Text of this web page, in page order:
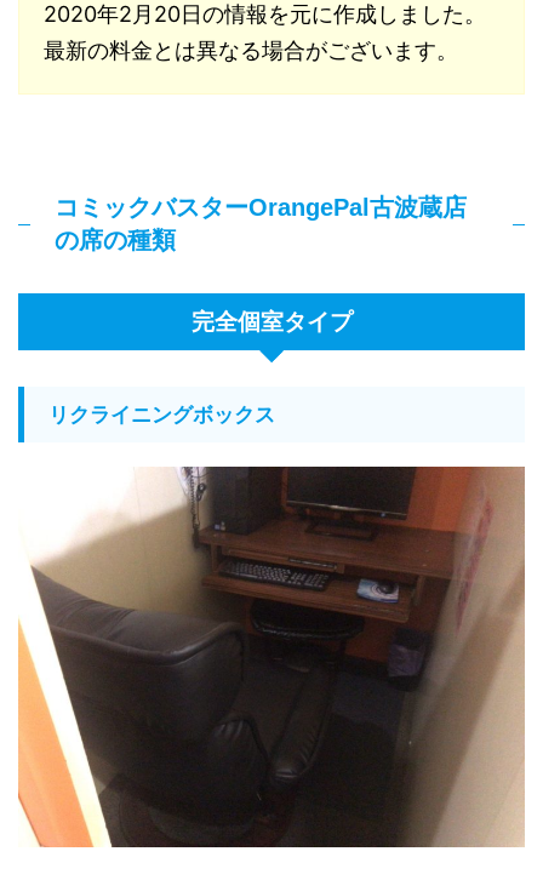
2020年2月20日の情報を元に作成しました。
最新の料金とは異なる場合がございます。
コミックバスターOrangePal古波蔵店
の席の種類
完全個室タイプ
リクライニングボックス